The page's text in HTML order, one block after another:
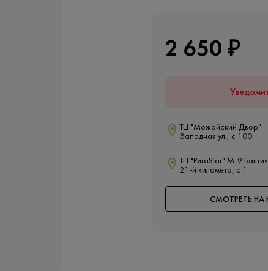
2 650 ₽
ТЦ "Можайский Двор"
Западная ул., с 100
ТЦ "РигаStar" М-9
21-й километр, с 1
СМОТРЕТЬ НА